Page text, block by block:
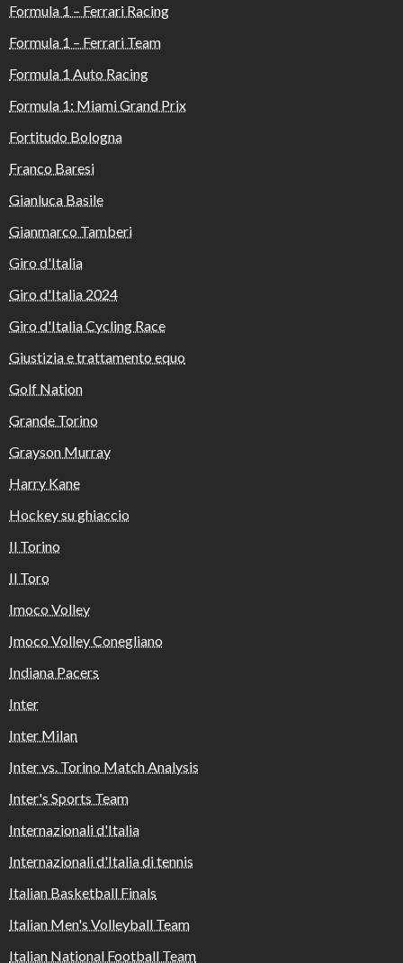
Formula 1 – Ferrari Racing
Formula 1 – Ferrari Team
Formula 1 Auto Racing
Formula 1: Miami Grand Prix
Fortitudo Bologna
Franco Baresi
Gianluca Basile
Gianmarco Tamberi
Giro d'Italia
Giro d'Italia 2024
Giro d'Italia Cycling Race
Giustizia e trattamento equo
Golf Nation
Grande Torino
Grayson Murray
Harry Kane
Hockey su ghiaccio
Il Torino
Il Toro
Imoco Volley
Imoco Volley Conegliano
Indiana Pacers
Inter
Inter Milan
Inter vs. Torino Match Analysis
Inter's Sports Team
Internazionali d'Italia
Internazionali d'Italia di tennis
Italian Basketball Finals
Italian Men's Volleyball Team
Italian National Football Team